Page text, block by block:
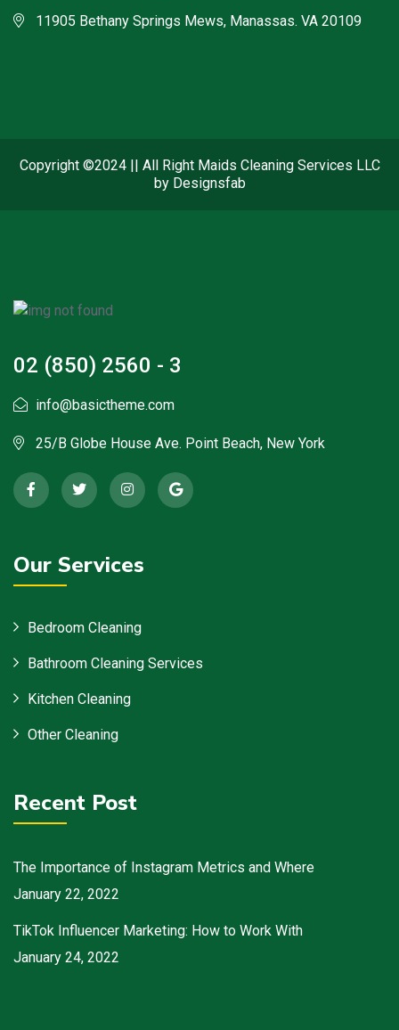
11905 Bethany Springs Mews, Manassas. VA 20109
Copyright ©2024 || All Right Maids Cleaning Services LLC
by Designsfab
02 (850) 2560 - 3
info@basictheme.com
25/B Globe House Ave. Point Beach, New York
Our Services
Bedroom Cleaning
Bathroom Cleaning Services
Kitchen Cleaning
Other Cleaning
Recent Post
The Importance of Instagram Metrics and Where
January 22, 2022
TikTok Influencer Marketing: How to Work With
January 24, 2022